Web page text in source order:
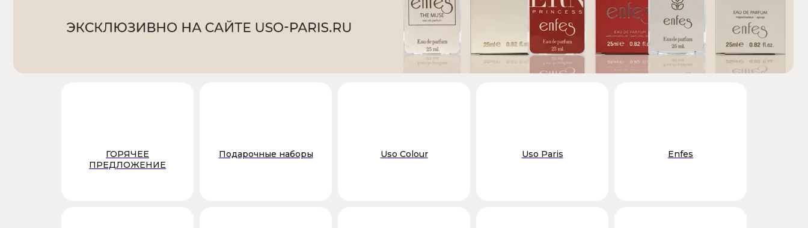
ГОРЯЧЕЕ
ПРЕДЛОЖЕНИЕ
Подарочные наборы Uso Colour Uso Paris Enfes